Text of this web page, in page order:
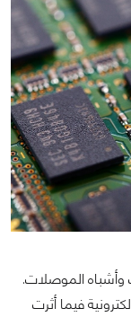
في الرقاقات وأشباه الموصلات.
فيما أثرت